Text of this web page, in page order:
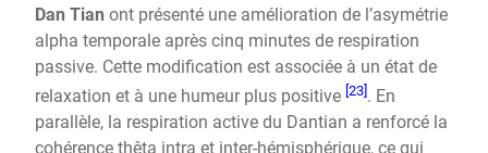
Dan Tian ont présenté une amélioration de l’asymétrie
alpha temporale après cinq minutes de respiration
passive. Cette modification est associée à un état de
relaxation et à une humeur plus positive [23]. En
parallèle, la respiration active du Dantian a renforcé la
cohérence thêta intra et inter-hémisphérique, ce qui